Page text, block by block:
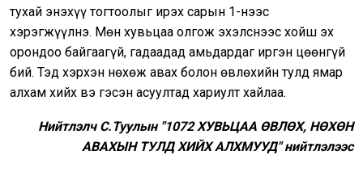
тухай энэхүү тогтоолыг ирэх сарын 1-нээс
хэрэгжүүлнэ. Мөн хувьцаа олгож эхэлснээс хойш эх
орондоо байгаагүй, гадаадад амьдардаг иргэн цөөнгүй
бий. Тэд хэрхэн нөхөж авах болон өвлөхийн тулд ямар
алхам хийх вэ гэсэн асуултад хариулт хайлаа.
Нийтлэлч С.Туулын "1072 ХУВЬЦАА ӨВЛӨХ, НӨХӨН
АВАХЫН ТУЛД ХИЙХ АЛХМУУД" нийтлэлээс